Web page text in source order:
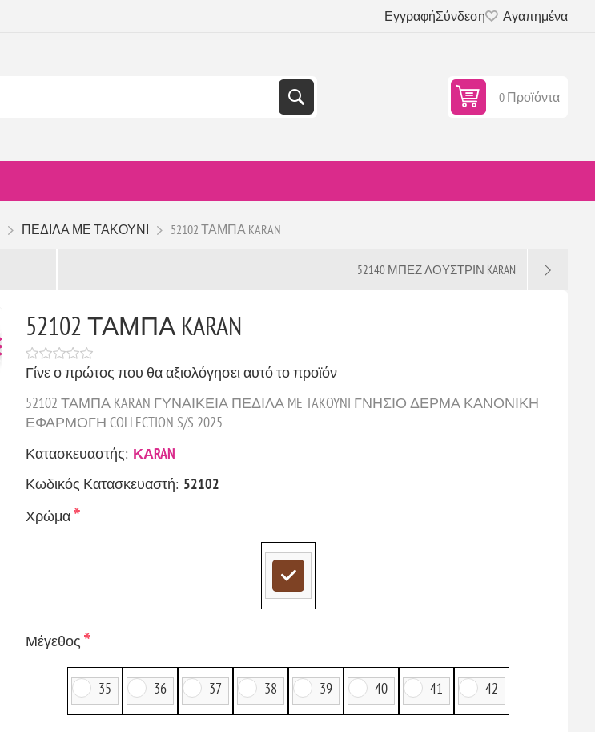
ΕγγραφήΣύνδεση Αγαπημένα
0 Προϊόντα
ΠΕΔΙΛΑ ΜΕ ΤΑΚΟΥΝΙ 52102 ΤΑΜΠΑ KARAN
52140 ΜΠΕΖ ΛΟΥΣΤΡΙΝ KARAN
52102 ΤΑΜΠΑ KARAN
Γίνε ο πρώτος που θα αξιολόγησει αυτό το προϊόν
52102 ΤΑΜΠΑ KARAN ΓΥΝΑΙΚΕΙΑ ΠΕΔΙΛΑ ME TAKOYNI ΓΝΗΣΙΟ ΔΕΡΜΑ ΚΑΝΟΝΙΚΗ
ΕΦΑΡΜΟΓΗ COLLECTION S/S 2025
Κατασκευαστής: ΚΑRAN
Κωδικός Κατασκευαστή: 52102
Χρώμα*
Μέγεθος *
35 36 37 38 39 40 41 42